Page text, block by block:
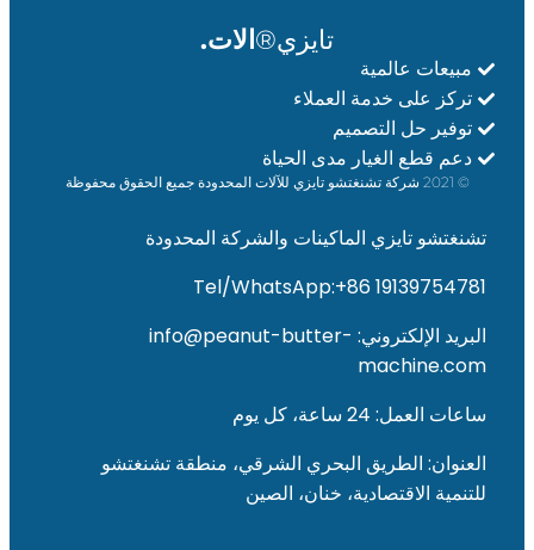
تايزي® الات.
مبيعات عالمية
تركز على خدمة العملاء
توفير حل التصميم
دعم قطع الغيار مدى الحياة
© 2021 شركة تشنغتشو تايزي للآلات المحدودة جميع الحقوق محفوظة
تشنغتشو تايزي الماكينات والشركة المحدودة
Tel/WhatsApp:+86 19139754781
البريد الإلكتروني: info@peanut-butter-
machine.com
ساعات العمل: 24 ساعة، كل يوم
العنوان: الطريق البحري الشرقي، منطقة تشنغتشو
للتنمية الاقتصادية، خنان، الصين
Whatsapp
Wechat
Chat